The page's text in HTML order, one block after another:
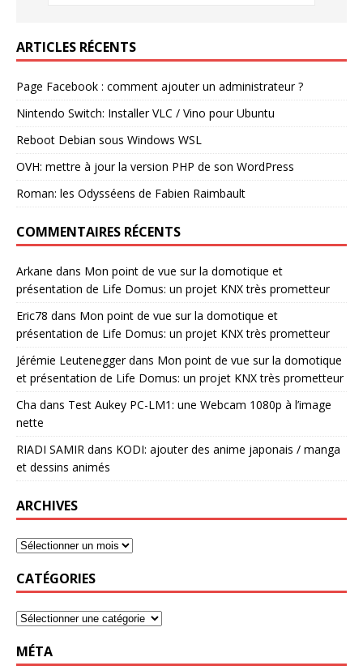
ARTICLES RÉCENTS
Page Facebook : comment ajouter un administrateur ?
Nintendo Switch: Installer VLC / Vino pour Ubuntu
Reboot Debian sous Windows WSL
OVH: mettre à jour la version PHP de son WordPress
Roman: les Odysséens de Fabien Raimbault
COMMENTAIRES RÉCENTS
Arkane dans Mon point de vue sur la domotique et
présentation de Life Domus: un projet KNX très prometteur
Eric78 dans Mon point de vue sur la domotique et
présentation de Life Domus: un projet KNX très prometteur
Jérémie Leuteneggerdans Mon point de vue sur la domotique
et présentation de Life Domus: un projet KNX très prometteur
Cha dans Test Aukey PC-LM1: une Webcam 1080p à l’image
nette
RIADI SAMIR dans KODI: ajouter des anime japonais / manga
et dessins animés
ARCHIVES
CATÉGORIES
MÉTA